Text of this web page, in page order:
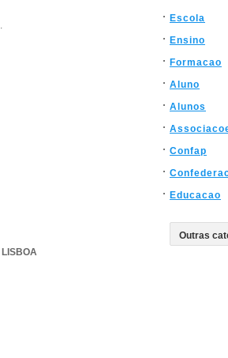
LISBOA
Escola
Ensino
Formacao
Aluno
Alunos
Confap
Educacao